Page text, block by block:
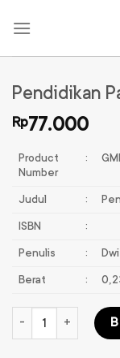
Pendidikan
Rp77.000
Product
Number
:
Judul :
ISBN :
Penulis :
Berat :
Kuantitas Pendidikan